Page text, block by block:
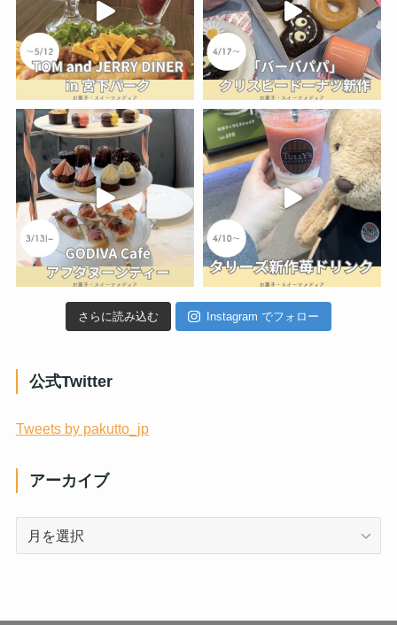
さらに読み込む Instagram でフォロー
公式Twitter
Tweets by pakutto_jp
アーカイブ